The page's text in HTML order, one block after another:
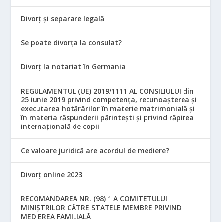
Divorț și separare legală
Se poate divorța la consulat?
Divorț la notariat în Germania
REGULAMENTUL (UE) 2019/1111 AL CONSILIULUI din
25 iunie 2019 privind competența, recunoașterea și
executarea hotărârilor în materie matrimonială și
în materia răspunderii părintești și privind răpirea
internațională de copii
Ce valoare juridică are acordul de mediere?
Divorț online 2023
RECOMANDAREA NR. (98) 1 A COMITETULUI
MINIŞTRILOR CĂTRE STATELE MEMBRE PRIVIND
MEDIEREA FAMILIALĂ